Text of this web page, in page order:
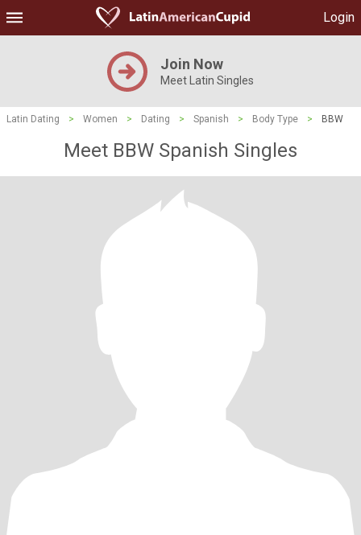
Login
Join Now
Meet Latin Singles
Latin Dating > Women > Dating > Spanish > Body Type > BBW
Meet BBW Spanish Singles